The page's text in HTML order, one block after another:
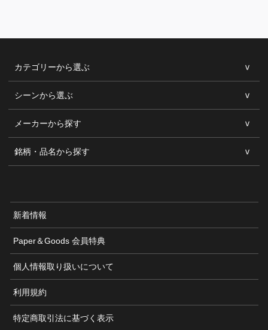
カテゴリーから選ぶ
シーンから選ぶ
メーカーから探す
銘柄・品名から探す
新着情報
Paper＆Goods 会員特典
個人情報取り扱いについて
利用規約
特定商取引法に基づく表示